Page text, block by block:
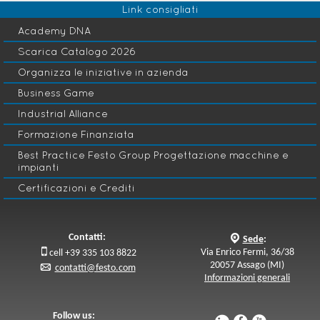
cambiamento.
Link consigliati
Academy DNA
Scarica Catalogo 2026
Organizza le iniziative in azienda
Business Game
Industrial Alliance
Formazione Finanziata
Best Practice Festo Group Progettazione macchine e
impianti
Certificazioni e Crediti
Contatti:
 cell +39 335 103 8822
p contatti@festo.com
q Sede:
Via Enrico Fermi, 36/38
20057 Assago (MI)
Informazioni generali
Follow us: